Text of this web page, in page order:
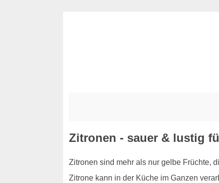
Zitronen - sauer & lustig
Zitronen sind mehr als nur gelbe Früchte,
Zitrone kann in der Küche im Ganzen